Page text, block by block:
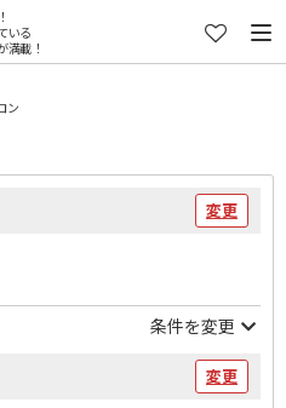
いる
満載！
ン
変更
条件を変更
変更